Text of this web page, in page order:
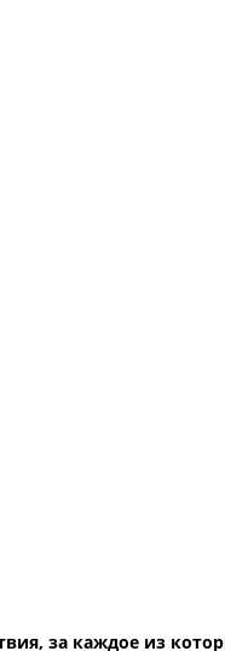
за каждое из